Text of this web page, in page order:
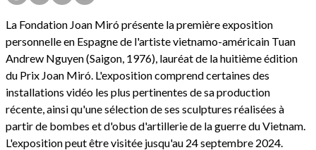
La Fondation Joan Miró présente la première exposition
personnelle en Espagne de l'artiste vietnamo-américain Tuan
Andrew Nguyen (Saigon, 1976), lauréat de la huitième édition
du Prix Joan Miró. L'exposition comprend certaines des
installations vidéo les plus pertinentes de sa production
récente, ainsi qu'une sélection de ses sculptures réalisées à
partir de bombes et d'obus d'artillerie de la guerre du Vietnam.
L'exposition peut être visitée jusqu'au 24 septembre 2024.